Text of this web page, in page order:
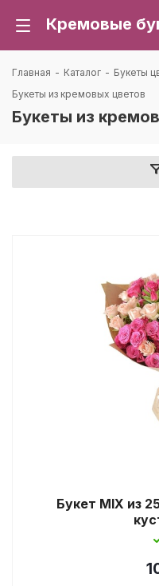
Главная - Каталог - Букеты
Букеты из кремовых цветов
Букеты из
Букет MIX из